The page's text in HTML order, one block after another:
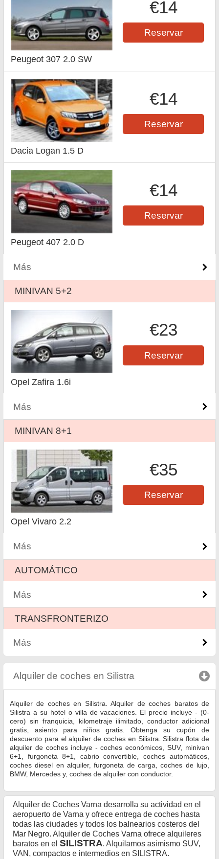
€14
Reservar
Peugeot 307 2.0 SW
€14
Reservar
Dacia Logan 1.5 D
€14
Reservar
Peugeot 407 2.0 D
Más
MINIVAN 5+2
€23
Reservar
Opel Zafira 1.6i
Más
MINIVAN 8+1
€35
Reservar
Opel Vivaro 2.2
Más
AUTOMÁTICO
Más
ТRANSFRONTERIZO
Más
Alquiler de coches en Silistra click to collapse
Alquiler de coches en Silistra. Alquiler de coches baratos de
Silistra a su hotel o villa de vacaciones. El precio incluye - (0-
cero) sin franquicia, kilometraje ilimitado, conductor adicional
gratis, asiento para niños gratis. Obtenga su cupón de
descuento para el alquiler de coches en Silistra. Silistra flota de
alquiler de coches incluye - coches económicos, SUV, minivan
6+1, furgoneta 8+1, cabrio convertible, coches automáticos,
coches diesel en alquiler, furgoneta de carga, coches de lujo,
BMW, Mercedes y, coches de alquiler con conductor.
Alquiler de Coches Varna desarrolla su actividad en el
aeropuerto de Varna y ofrece entrega de coches hasta
todas las ciudades y todos los balnearios costeros del
Mar Negro. Alquiler de Coches Varna ofrece alquileres
baratos en el SILISTRA. Alquilamos asimismo SUV,
VAN, compactos e intermedios en SILISTRA.